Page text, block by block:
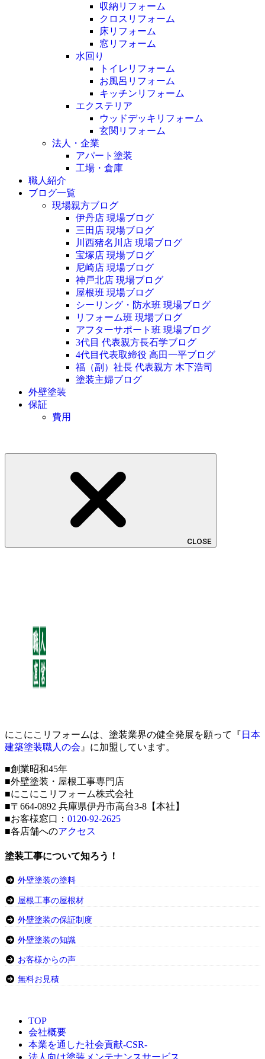
収納リフォーム
クロスリフォーム
床リフォーム
窓リフォーム
水回り
トイレリフォーム
お風呂リフォーム
キッチンリフォーム
エクステリア
ウッドデッキリフォーム
玄関リフォーム
法人・企業
アパート塗装
工場・倉庫
職人紹介
ブログ一覧
現場親方ブログ
伊丹店 現場ブログ
三田店 現場ブログ
川西猪名川店 現場ブログ
宝塚店 現場ブログ
尼崎店 現場ブログ
神戸北店 現場ブログ
屋根班 現場ブログ
シーリング・防水班 現場ブログ
リフォーム班 現場ブログ
アフターサポート班 現場ブログ
3代目 代表親方長石学ブログ
4代目代表取締役 高田一平ブログ
福（副）社長 代表親方 木下浩司
塗装主婦ブログ
外壁塗装
保証
費用
CLOSE
にこにこリフォームは、塗装業界の健全発展を願って『 日本
建築塗装職人の会 』に加盟しています。
■創業昭和45年
■外壁塗装・屋根工事専門店
■にこにこリフォーム株式会社
■〒664-0892 兵庫県伊丹市高台3-8【本社】
■お客様窓口： 0120-92-2625
■各店舗へのアクセス
塗装工事について知ろう！
外壁塗装の塗料
屋根工事の屋根材
外壁塗装の保証制度
外壁塗装の知識
お客様からの声
無料お見積
TOP
会社概要
本業を通した社会貢献-CSR-
法人向け塗装メンテナンスサービス